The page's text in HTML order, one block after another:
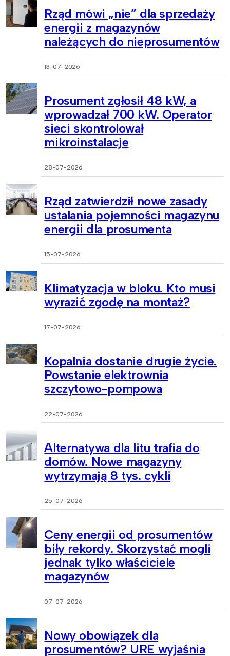
Rząd mówi „nie” dla sprzedaży
energii z magazynów
należących do nieprosumentów
13-07-2026
Prosument zgłosił 48 kW, a
wprowadzał 700 kW. Operator
sieci skontrolował
mikroinstalacje
28-07-2026
Rząd zatwierdził nowe zasady
ustalania pojemności magazynu
energii dla prosumenta
15-07-2026
Klimatyzacja w bloku. Kto musi
wyrazić zgodę na montaż?
17-07-2026
Kopalnia dostanie drugie życie.
Powstanie elektrownia
szczytowo-pompowa
22-07-2026
Alternatywa dla litu trafia do
domów. Nowe magazyny
wytrzymają 8 tys. cykli
25-07-2026
Ceny energii od prosumentów
biły rekordy. Skorzystać mogli
jednak tylko właściciele
magazynów
07-07-2026
Nowy obowiązek dla
prosumentów? URE wyjaśnia